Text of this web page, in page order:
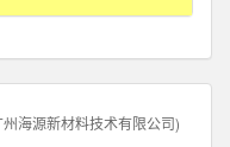
州海源新材料技术有限公司)